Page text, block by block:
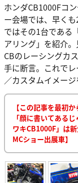
ホンダCB1000Fコ
ー会場では、早く
ではその1台である
アリング」を紹介
CBのレーシングカ
手に断言。これで
／カスタムイメー
【この記事を最初か
「顔に書いてある
ワキCB1000F」は
MCショー出展車】